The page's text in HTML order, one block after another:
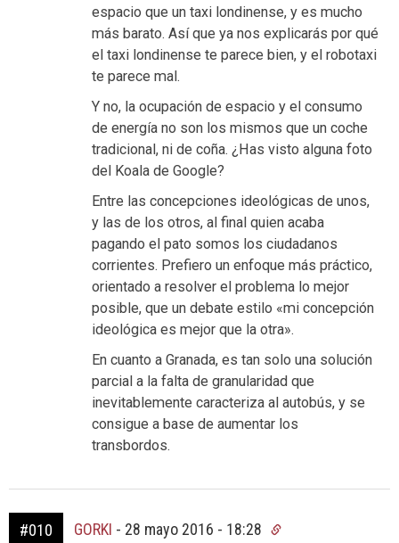
espacio que un taxi londinense, y es mucho
más barato. Así que ya nos explicarás por qué
el taxi londinense te parece bien, y el robotaxi
te parece mal.
Y no, la ocupación de espacio y el consumo
de energía no son los mismos que un coche
tradicional, ni de coña. ¿Has visto alguna foto
del Koala de Google?
Entre las concepciones ideológicas de unos,
y las de los otros, al final quien acaba
pagando el pato somos los ciudadanos
corrientes. Prefiero un enfoque más práctico,
orientado a resolver el problema lo mejor
posible, que un debate estilo «mi concepción
ideológica es mejor que la otra».
En cuanto a Granada, es tan solo una solución
parcial a la falta de granularidad que
inevitablemente caracteriza al autobús, y se
consigue a base de aumentar los
transbordos.
#010 GORKI - 28 mayo 2016 - 18:28